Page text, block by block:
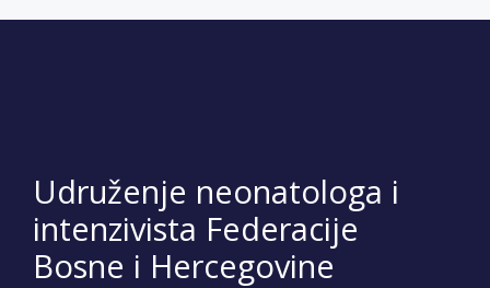
Udruženje neonatologa i
intenzivista Federacije
Bosne i Hercegovine